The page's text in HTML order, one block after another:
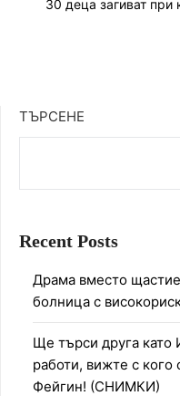
30 деца загиват при
ТЪРСЕНЕ
Recent Posts
Драма вместо
болница с
Ще търси друга
работи, вижте с кого
Фейгин! (СНИМКИ)